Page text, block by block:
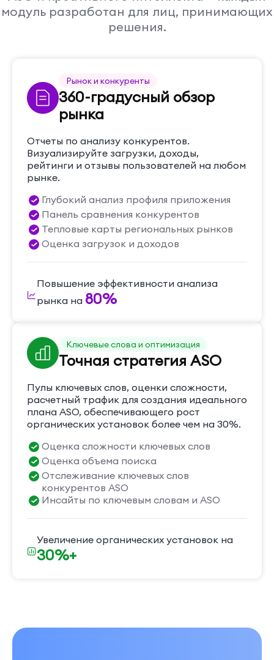
модуль разработан для лиц, принимающих
решения.
Рынок и конкуренты
360-градусный обзор
рынка
Отчеты по анализу конкурентов.
Визуализируйте загрузки, доходы,
рейтинги и отзывы пользователей на любом
рынке.
Глубокий анализ профиля приложения
Панель сравнения конкурентов
Тепловые карты региональных рынков
Оценка загрузок и доходов
Повышение эффективности анализа
рынка на 80%
Ключевые слова и оптимизация
Точная стратегия ASO
Пулы ключевых слов, оценки сложности,
расчетный трафик для создания идеального
плана ASO, обеспечивающего рост
органических установок более чем на 30%.
Оценка сложности ключевых слов
Оценка объема поиска
Отслеживание ключевых слов
конкурентов ASO
Инсайты по ключевым словам и ASO
Увеличение органических установок на
30%+